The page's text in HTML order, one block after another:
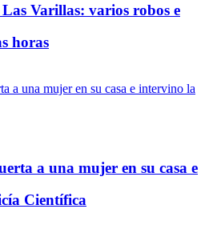
Varillas: varios robos e
horas
a una mujer en su casa e
Científica